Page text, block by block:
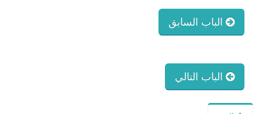
الباب السابق
الباب التالي